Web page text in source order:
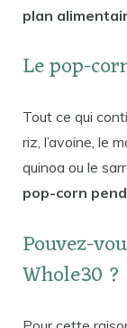
plan
Le pop-
Tout ce qui
riz, l’avoine, le
quinoa ou le
pop-corn
Pouvez-
Whole30 ?